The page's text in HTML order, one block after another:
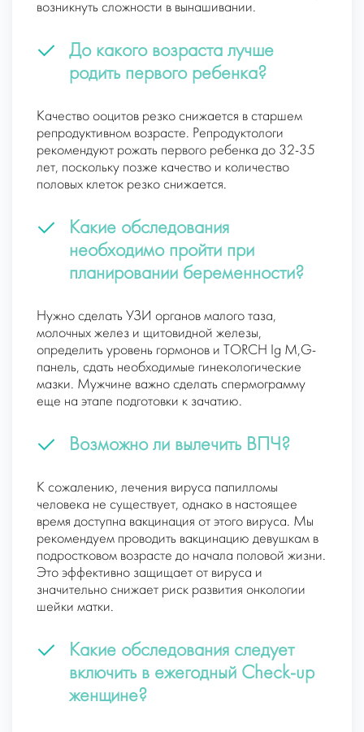
возникнуть сложности в вынашивании.
До какого возраста лучше
родить первого ребенка?
Качество ооцитов резко снижается в старшем
репродуктивном возрасте. Репродуктологи
рекомендуют рожать первого ребенка до 32-35
лет, поскольку позже качество и количество
половых клеток резко снижается.
Какие обследования
необходимо пройти при
планировании беременности?
Нужно сделать УЗИ органов малого таза,
молочных желез и щитовидной железы,
определить уровень гормонов и TORCH Ig M,G-
панель, сдать необходимые гинекологические
мазки. Мужчине важно сделать спермограмму
еще на этапе подготовки к зачатию.
Возможно ли вылечить ВПЧ?
К сожалению, лечения вируса папилломы
человека не существует, однако в настоящее
время доступна вакцинация от этого вируса. Мы
рекомендуем проводить вакцинацию девушкам в
подростковом возрасте до начала половой жизни.
Это эффективно защищает от вируса и
значительно снижает риск развития онкологии
шейки матки.
Какие обследования следует
включить в ежегодный Check-up
женщине?